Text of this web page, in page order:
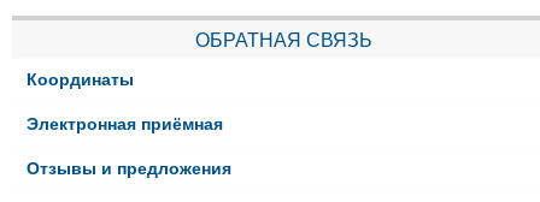
ОБРАТНАЯ СВЯЗЬ
Координаты
Электронная приёмная
Отзывы и предложения